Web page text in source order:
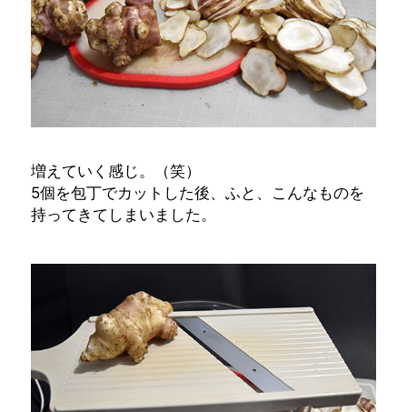
増えていく感じ。（笑）
5個を包丁でカットした後、ふと、こんなものを
持ってきてしまいました。